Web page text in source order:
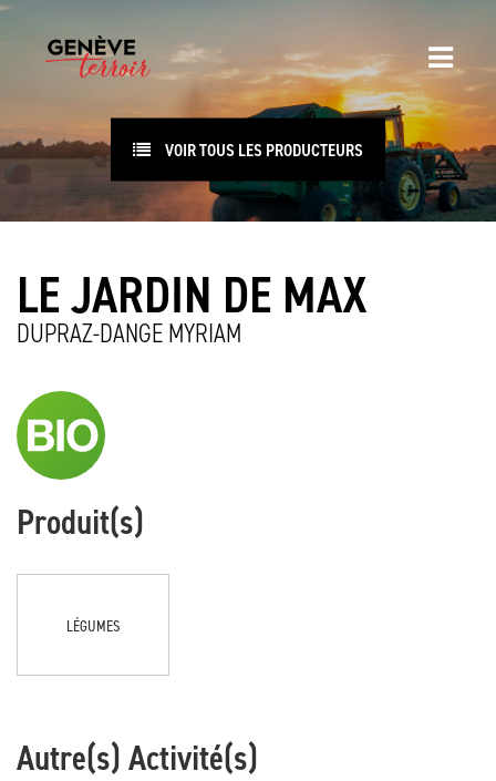
VOIR TOUS LES PRODUCTEURS
LE JARDIN DE MAX
DUPRAZ-DANGE MYRIAM
Produit(s)
LÉGUMES
Autre(s) Activité(s)